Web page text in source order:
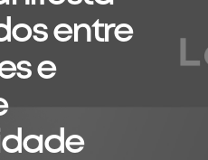
entre
e